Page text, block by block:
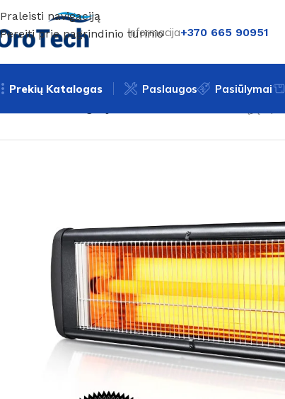
Praleisti navigaciją
Pereiti prie pagrindinio turinio
Informacija+370 665 90951
Prekių Katalogas Paslaugos Pasiūlymai